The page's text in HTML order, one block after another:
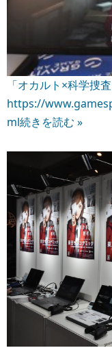
「オカルト×科学捜
https://
ml続きを読む »